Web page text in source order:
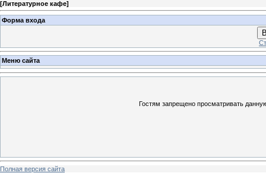
[Литературное кафе]
Форма входа
Меню сайта
Гостям запрещено просматривать
Полная версия сайта